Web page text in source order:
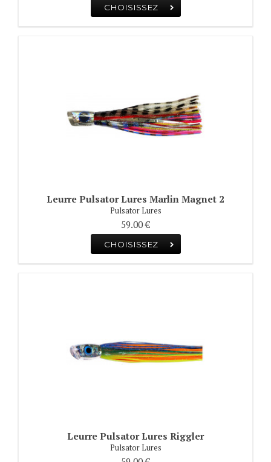
CHOISISSEZ
Leurre Pulsator Lures Marlin Magnet 2
Pulsator Lures
59.00 €
CHOISISSEZ
Leurre Pulsator Lures Riggler
Pulsator Lures